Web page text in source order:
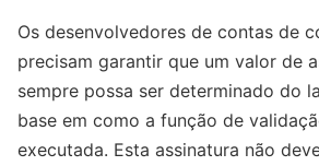
Os desenvolvedores de contas de
precisam garantir que um valor de
sempre possa ser determinado do
base em como a função de
executada. Esta assinatura não